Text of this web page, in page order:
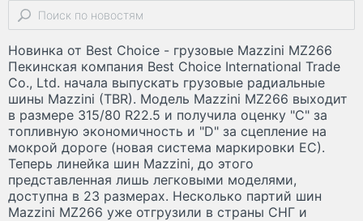
Новинка от Best Choice - грузовые Mazzini MZ266
Пекинская компания Best Choice International Trade
Co., Ltd. начала выпускать грузовые радиальные
шины Mazzini (TBR). Модель Mazzini MZ266 выходит
в размере 315/80 R22.5 и получила оценку "C" за
топливную экономичность и "D" за сцепление на
мокрой дороге (новая система маркировки ЕС).
Теперь линейка шин Mazzini, до этого
представленная лишь легковыми моделями,
доступна в 23 размерах. Несколько партий шин
Mazzini MZ266 уже отгрузили в страны СНГ и